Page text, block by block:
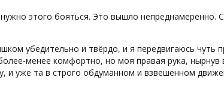
этого бояться. Это вышло непреднамеренно.
убедительно и твёрдо, и я передвигаюсь чуть
менее комфортно, но моя правая рука, нырнув
и уже та в строго обдуманном и взвешенном